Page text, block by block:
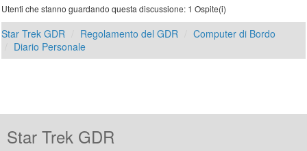
Utenti che stanno guardando questa discussione: 1 Ospite(i)
Star Trek GDR Regolamento del GDR
Computer di Bordo
Diario Personale
Star Trek GDR